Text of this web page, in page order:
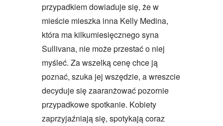
przypadkiem dowiaduje się, że w
mieście mieszka inna Kelly Medina,
która ma kilkumiesięcznego syna
Sullivana, nie może przestać o niej
myśleć. Za wszelką cenę chce ją
poznać, szuka jej wszędzie, a wreszcie
decyduje się zaaranżować pozornie
przypadkowe spotkanie. Kobiety
zaprzyjaźniają się, spotykają coraz